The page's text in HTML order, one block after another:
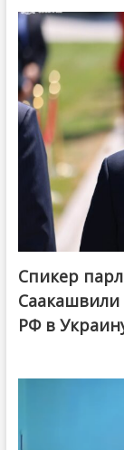
Спикер
РФ в